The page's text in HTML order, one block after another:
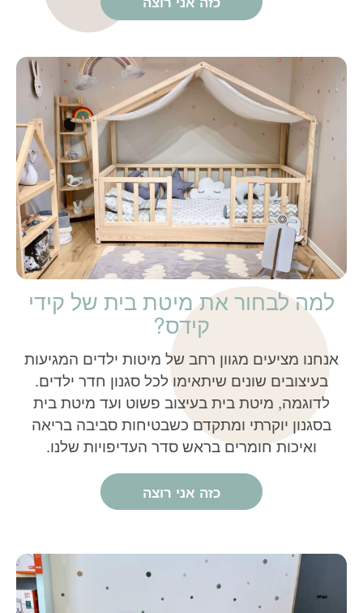
למה לבחור את מיטת בית של קידי
קידס?
אנחנו מציעים מגוון רחב של מיטות ילדים המגיעות
בעיצובים שונים שיתאימו לכל סגנון חדר ילדים.
לדוגמה, מיטת בית בעיצוב פשוט ועד מיטת בית
בסגנון יוקרתי ומתקדם כשבטיחות סביבה בריאה
ואיכות חומרים בראש סדר העדיפויות שלנו.
כזה אני רוצה